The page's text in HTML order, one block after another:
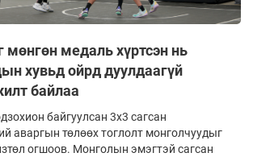
медаль хүртсэн нь
хувьд ойрд дуулдаагүй
байлаа
байгуулсан 3x3 сагсан
аваргын төлөөх тоглолт монголчуудыг
огшоов. Монголын эмэгтэй сагсан